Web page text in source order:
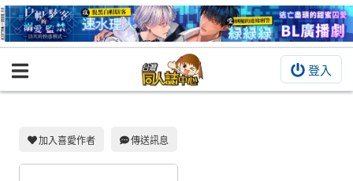
登入
BOOKY書集倉庫
同人誌
加入喜愛作者 傳送訊息